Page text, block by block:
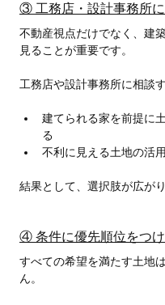
③ 工務店・設計事務所
不動産視点だけでなく、建
見ることが重要です。
工務店や設計事務所に相談
建てられる家を前提に
る
不利に見える土地の活
結果として、選択肢が広がり
④ 条件に優先順位をつ
すべての希望を満たす土地
ん。